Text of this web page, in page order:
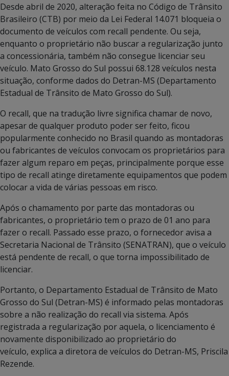
Desde abril de 2020, alteração feita no Código de Trânsito
Brasileiro (CTB) por meio da Lei Federal 14.071 bloqueia o
documento de veículos com recall pendente. Ou seja,
enquanto o proprietário não buscar a regularização junto
a concessionária, também não consegue licenciar seu
veículo. Mato Grosso do Sul possui 68.128 veículos nesta
situação, conforme dados do Detran-MS (Departamento
Estadual de Trânsito de Mato Grosso do Sul).
O recall, que na tradução livre significa chamar de novo,
apesar de qualquer produto poder ser feito, ficou
popularmente conhecido no Brasil quando as montadoras
ou fabricantes de veículos convocam os proprietários para
fazer algum reparo em peças, principalmente porque esse
tipo de recall atinge diretamente equipamentos que podem
colocar a vida de várias pessoas em risco.
Após o chamamento por parte das montadoras ou
fabricantes, o proprietário tem o prazo de 01 ano para
fazer o recall. Passado esse prazo, o fornecedor avisa a
Secretaria Nacional de Trânsito (SENATRAN), que o veículo
está pendente de recall, o que torna impossibilitado de
licenciar.
Portanto, o Departamento Estadual de Trânsito de Mato
Grosso do Sul (Detran-MS) é informado pelas montadoras
sobre a não realização do recall via sistema. Após
registrada a regularização por aquela, o licenciamento é
novamente disponibilizado ao proprietário do
veículo, explica a diretora de veículos do Detran-MS, Priscila
Rezende.